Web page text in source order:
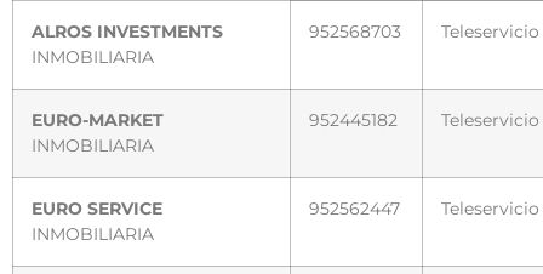
ALROS INVESTMENTS
INMOBILIARIA
952568703 Teleservicio
EURO-MARKET
INMOBILIARIA
952445182 Teleservicio
EURO SERVICE
INMOBILIARIA
952562447 Teleservicio